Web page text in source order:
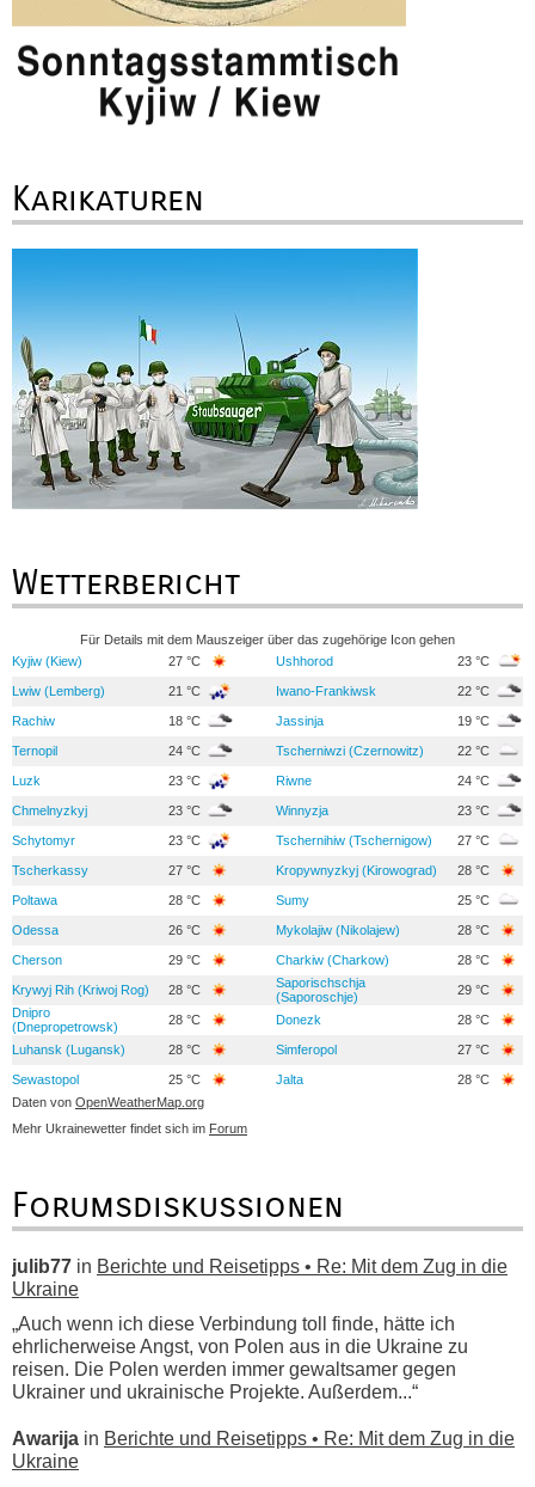
Karikaturen
Wetterbericht
Für Details mit dem Mauszeiger über das zugehörige Icon gehen
Kyjiw (Kiew)
27 °C Ushhorod 23 °C
Lwiw (Lemberg) 21 °C Iwano-Frankiwsk 22 °C
Rachiw 18 °C Jassinja 19 °C
Ternopil 24 °C Tscherniwzi (Czernowitz) 22 °C
Luzk 23 °C Riwne 24 °C
Chmelnyzkyj 23 °C Winnyzja 23 °C
Schytomyr 23 °C Tschernihiw (Tschernigow) 27 °C
Tscherkassy 27 °C Kropywnyzkyj (Kirowograd) 28 °C
Poltawa 28 °C Sumy 25 °C
Odessa 26 °C Mykolajiw (Nikolajew) 28 °C
Cherson 29 °C Charkiw (Charkow) 28 °C
Krywyj Rih (Kriwoj Rog) 28 °C
Saporischschja
(Saporoschje)
29 °C
Dnipro
(Dnepropetrowsk)
28 °C Donezk 28 °C
Luhansk (Lugansk) 28 °C Simferopol 27 °C
Sewastopol 25 °C Jalta
28 °C
Daten von OpenWeatherMap.org
Mehr Ukrainewetter findet sich im Forum
Forumsdiskussionen
julib77 in Berichte und Reisetipps • Re: Mit dem Zug in die
Ukraine
„Auch wenn ich diese Verbindung toll finde, hätte ich
ehrlicherweise Angst, von Polen aus in die Ukraine zu
reisen. Die Polen werden immer gewaltsamer gegen
Ukrainer und ukrainische Projekte. Außerdem...“
Awarija in Berichte und Reisetipps • Re: Mit dem Zug in die
Ukraine